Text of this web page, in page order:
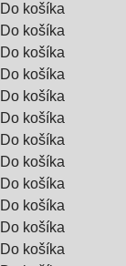
Do košíka
Do košíka
Do košíka
Do košíka
Do košíka
Do košíka
Do košíka
Do košíka
Do košíka
Do košíka
Do košíka
Do košíka